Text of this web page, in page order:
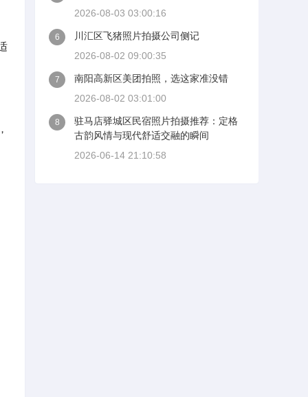
2026-08-03 03:00:16
6
川汇区飞猪照片拍摄公司侧记
2026-08-02 09:00:35
7
南阳高新区美团拍照，选这家准没错
2026-08-02 03:01:00
8
驻马店驿城区民宿照片拍摄推荐：定格
古韵风情与现代舒适交融的瞬间
2026-06-14 21:10:58